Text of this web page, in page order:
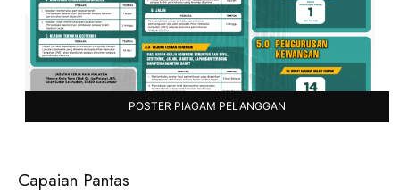
POSTER PIAGAM PELANGGAN
Capaian Pantas